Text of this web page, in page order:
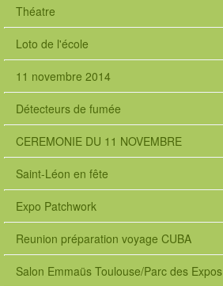
Théatre
Loto de l'école
11 novembre 2014
Détecteurs de fumée
CEREMONIE DU 11 NOVEMBRE
Saint-Léon en fête
Expo Patchwork
Reunion préparation voyage CUBA
Salon Emmaüs Toulouse/Parc des Expos